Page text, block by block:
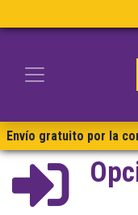
Envío gratuito por la